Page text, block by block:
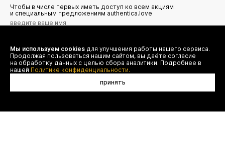
Чтобы в числе первых иметь доступ ко всем акциям
и специальным предложениям authentica.love
Я даю согласие на сбор, обработку и хранение моих
персональных данных (имя, email, телефон) для получения
рекламных и информационных рассылок от ООО 'БТ
Юнайтед', а также ознакомлен(а) с
Политикой конфиденциальности
Мы используем cookies для улучшения работы нашего сервиса.
Продолжая пользоваться нашим сайтом, вы даёте согласие
на обработку данных с целью сбора аналитики. Подробнее в
нашей Политике конфиденциальности.
принять